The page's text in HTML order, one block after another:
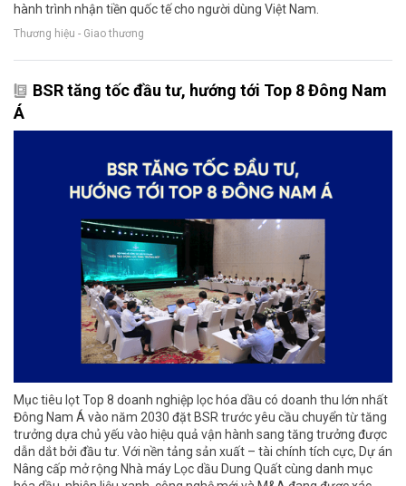
hành trình nhận tiền quốc tế cho người dùng Việt Nam.
Thương hiệu - Giao thương
BSR tăng tốc đầu tư, hướng tới Top 8 Đông Nam
Á
Mục tiêu lọt Top 8 doanh nghiệp lọc hóa dầu có doanh thu lớn nhất
Đông Nam Á vào năm 2030 đặt BSR trước yêu cầu chuyển từ tăng
trưởng dựa chủ yếu vào hiệu quả vận hành sang tăng trưởng được
dẫn dắt bởi đầu tư. Với nền tảng sản xuất – tài chính tích cực, Dự án
Nâng cấp mở rộng Nhà máy Lọc dầu Dung Quất cùng danh mục